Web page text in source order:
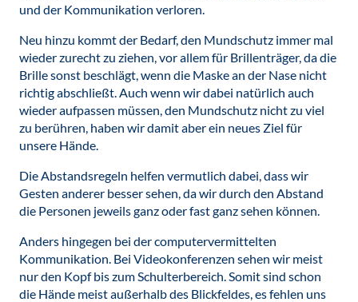
und der Kommunikation verloren.
Neu hinzu kommt der Bedarf, den Mundschutz immer mal
wieder zurecht zu ziehen, vor allem für Brillenträger, da die
Brille sonst beschlägt, wenn die Maske an der Nase nicht
richtig abschließt. Auch wenn wir dabei natürlich auch
wieder aufpassen müssen, den Mundschutz nicht zu viel
zu berühren, haben wir damit aber ein neues Ziel für
unsere Hände.
Die Abstandsregeln helfen vermutlich dabei, dass wir
Gesten anderer besser sehen, da wir durch den Abstand
die Personen jeweils ganz oder fast ganz sehen können.
Anders hingegen bei der computervermittelten
Kommunikation. Bei Videokonferenzen sehen wir meist
nur den Kopf bis zum Schulterbereich. Somit sind schon
die Hände meist außerhalb des Blickfeldes, es fehlen uns